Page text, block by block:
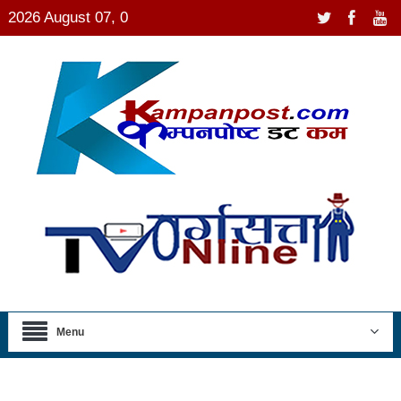
2026 August 07, 0
Menu